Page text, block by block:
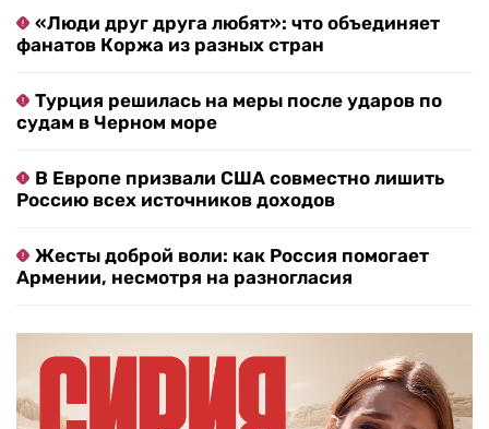
«Люди друг друга любят»: что объединяет
фанатов Коржа из разных стран
Турция решилась на меры после ударов по
судам в Черном море
В Европе призвали США совместно лишить
Россию всех источников доходов
Жесты доброй воли: как Россия помогает
Армении, несмотря на разногласия